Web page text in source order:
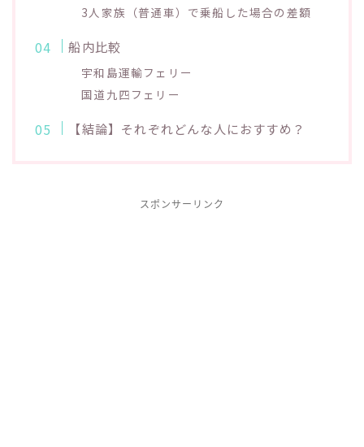
3人家族（普通車）で乗船した場合の差額
船内比較
宇和島運輸フェリー
国道九四フェリー
【結論】それぞれどんな人におすすめ？
スポンサーリンク